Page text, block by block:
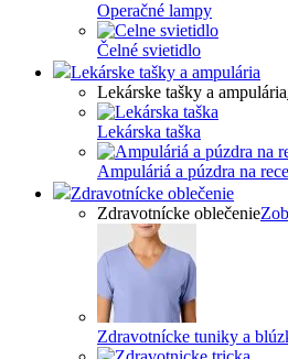
Operačné lampy
Čelné svietidlo
Lekárske tašky a ampulária
Lekárske tašky a ampulária
Lekárska taška
Ampuláriá a púzdra na
Zdravotnícke oblečenie
Zdravotnícke oblečenie
Zdravotnícke tuniky a